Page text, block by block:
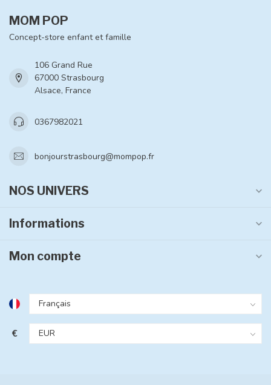
MOM POP
Concept-store enfant et famille
106 Grand Rue
67000 Strasbourg
Alsace, France
0367982021
bonjourstrasbourg@mompop.fr
NOS UNIVERS
Informations
Mon compte
€